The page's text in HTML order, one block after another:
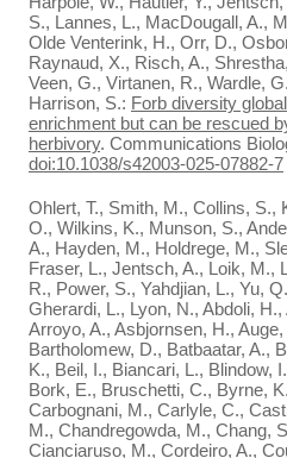
S., Lannes, L., MacDougall, A.,
Olde Venterink, H., Orr, D.,
Raynaud, X., Risch, A.,
Veen, G., Virtanen, R., Wardle,
Harrison, S.: Forb diversity
enrichment but can be rescued
herbivory. Communications
doi:10.1038/s42003-025-07882-7
Ohlert, T., Smith, M., Collins, S.,
O., Wilkins, K., Munson, S.,
A., Hayden, M., Holdrege, M.,
Fraser, L., Jentsch, A., Loik, M.,
R., Power, S., Yahdjian, L., Yu,
Gherardi, L., Lyon, N., Abdoli,
Arroyo, A., Asbjornsen, H.,
Bartholomew, D., Batbaatar, A.,
K., Beil, I., Biancari, L., Blindow,
Bork, E., Bruschetti, C., Byrne,
Carbognani, M., Carlyle, C.,
M., Chandregowda, M., Chang,
Cianciaruso, M., Cordeiro, A.,